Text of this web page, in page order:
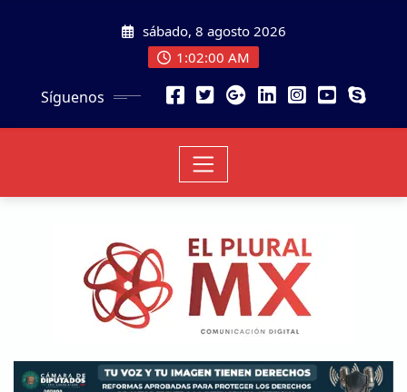
sábado, 8 agosto 2026
1:02:01 AM
Síguenos